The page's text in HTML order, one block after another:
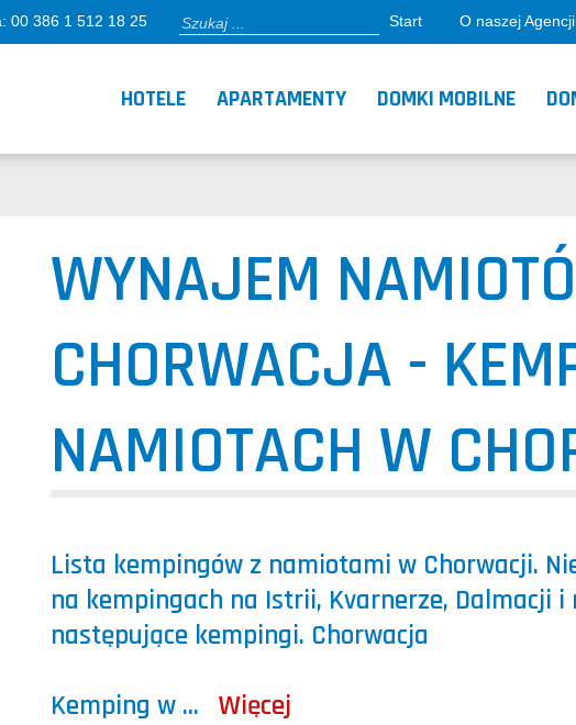
HOTELE APARTAMENTY DOMKI MOBILNE
00 386 1 512 18 25 Start O naszej Agencji
WYNAJEM
CHORWACJA -
NAMIOTACH W
Lista kempingów z namiotami w Chorwacji.
na kempingach na Istrii, Kvarnerze, Dalmacji i
następujące kempingi. Chorwacja
Kemping w ... Więcej